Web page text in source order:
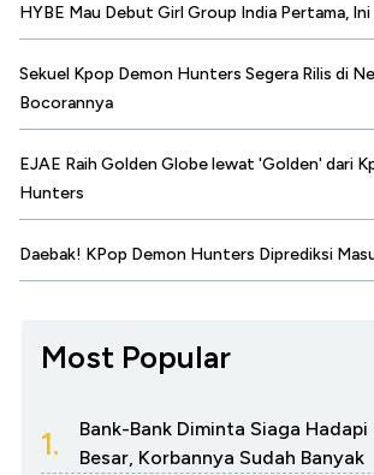
HYBE Mau Debut Girl Group India Pertama,
Sekuel Kpop Demon Hunters Segera Rilis di
Bocorannya
EJAE Raih Golden Globe lewat 'Golden' dari
Hunters
Daebak! KPop Demon Hunters Diprediksi
Most Popular
1.
Bank-Bank Diminta Siaga Hadapi
Besar, Korbannya Sudah Banyak